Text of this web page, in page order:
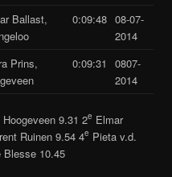
Ballast,
0:09:48 08-07-
2014
Prins,
0:09:31
0807-
2014
9.31 2e Elmar
Ruinen 9.54 4e Pieta v.d.
Blesse 10.45